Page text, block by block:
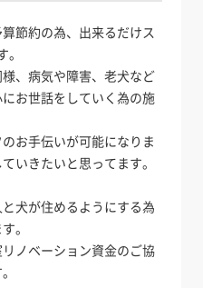
節約の為、出来るだけス
、病気や障害、老犬など
お世話をしていく為の施
お手伝いが可能になりま
いきたいと思ってます。
犬が住めるようにする為
。
ノベーション資金のご協